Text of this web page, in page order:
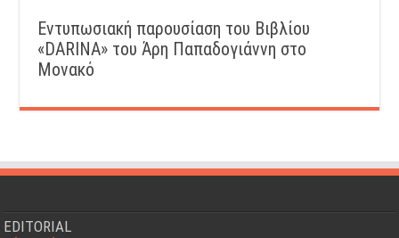
Εντυπωσιακή παρουσίαση του Βιβλίου
«DARINA» του Άρη Παπαδογιάννη στο
Μονακό
EDITORIAL